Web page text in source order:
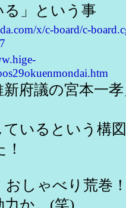
という事
x/c-board/c-
の宮本一孝
るという構図
しゃべり荒巻